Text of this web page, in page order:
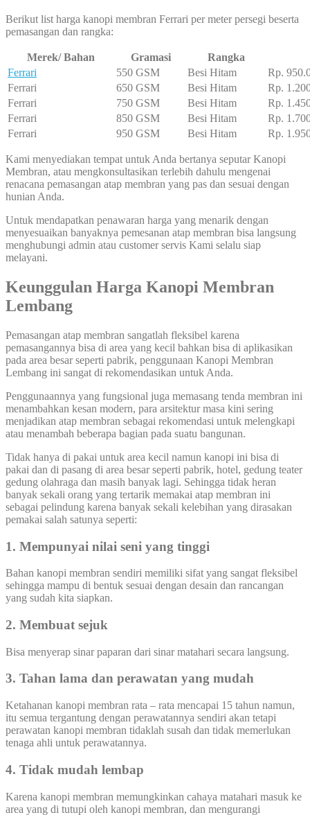
Berikut list harga kanopi membran Ferrari per meter persegi beserta
pemasangan dan rangka:
Merek/ Bahan Gramasi
Rangka
Ferrari
550 GSM Besi Hitam
Rp.
Ferrari
650 GSM Besi Hitam
Rp.
Ferrari
750 GSM Besi Hitam
Rp.
Ferrari
850 GSM Besi Hitam
Rp.
Ferrari
950 GSM Besi Hitam Rp.
Kami menyediakan tempat untuk Anda bertanya seputar Kanopi
Membran, atau mengkonsultasikan terlebih dahulu mengenai
renacana pemasangan atap membran yang pas dan sesuai dengan
hunian Anda.
Untuk mendapatkan penawaran harga yang menarik dengan
menyesuaikan banyaknya pemesanan atap membran bisa langsung
menghubungi admin atau customer servis Kami selalu siap
melayani.
Keunggulan Harga Kanopi Membran
Lembang
Pemasangan atap membran sangatlah fleksibel karena
pemasangannya bisa di area yang kecil bahkan bisa di aplikasikan
pada area besar seperti pabrik, penggunaan Kanopi Membran
Lembang ini sangat di rekomendasikan untuk Anda.
Penggunaannya yang fungsional juga memasang tenda membran ini
menambahkan kesan modern, para arsitektur masa kini sering
menjadikan atap membran sebagai rekomendasi untuk melengkapi
atau menambah beberapa bagian pada suatu bangunan.
Tidak hanya di pakai untuk area kecil namun kanopi ini bisa di
pakai dan di pasang di area besar seperti pabrik, hotel, gedung teater
gedung olahraga dan masih banyak lagi. Sehingga tidak heran
banyak sekali orang yang tertarik memakai atap membran ini
sebagai pelindung karena banyak sekali kelebihan yang dirasakan
pemakai salah satunya seperti:
1. Mempunyai nilai seni yang tinggi
Bahan kanopi membran sendiri memiliki sifat yang sangat fleksibel
sehingga mampu di bentuk sesuai dengan desain dan rancangan
yang sudah kita siapkan.
2. Membuat sejuk
Bisa menyerap sinar paparan dari sinar matahari secara langsung.
3. Tahan lama dan perawatan yang mudah
Ketahanan kanopi membran rata – rata mencapai 15 tahun namun,
itu semua tergantung dengan perawatannya sendiri akan tetapi
perawatan kanopi membran tidaklah susah dan tidak memerlukan
tenaga ahli untuk perawatannya.
4. Tidak mudah lembap
Karena kanopi membran memungkinkan cahaya matahari masuk ke
area yang di tutupi oleh kanopi membran, dan mengurangi